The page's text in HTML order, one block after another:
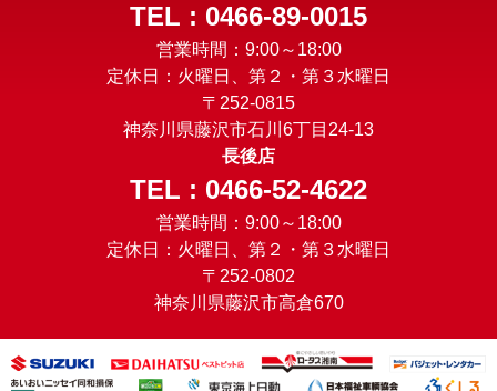
TEL : 0466-89-0015
営業時間：9:00～18:00
定休日：火曜日、第２・第３水曜日
〒252-0815
神奈川県藤沢市石川6丁目24-13
長後店
TEL : 0466-52-4622
営業時間：9:00～18:00
定休日：火曜日、第２・第３水曜日
〒252-0802
神奈川県藤沢市高倉670